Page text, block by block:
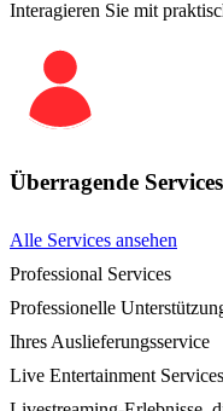
Interagieren Sie mit
Überragende
Alle Services ansehen
Professional Services
Professionelle
Ihres Auslieferungsservice
Live Entertainment Services